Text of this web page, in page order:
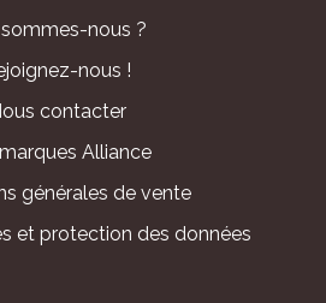
nous ?
nous !
contacter
Alliance
générales de vente
et protection des données